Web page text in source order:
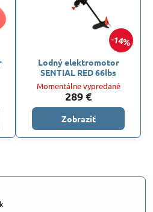
14%
Lodný elektromotor
SENTIAL RED 66lbs
Momentálne vypredané
289 €
Zobraziť